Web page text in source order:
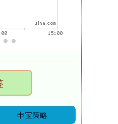
申宝策略